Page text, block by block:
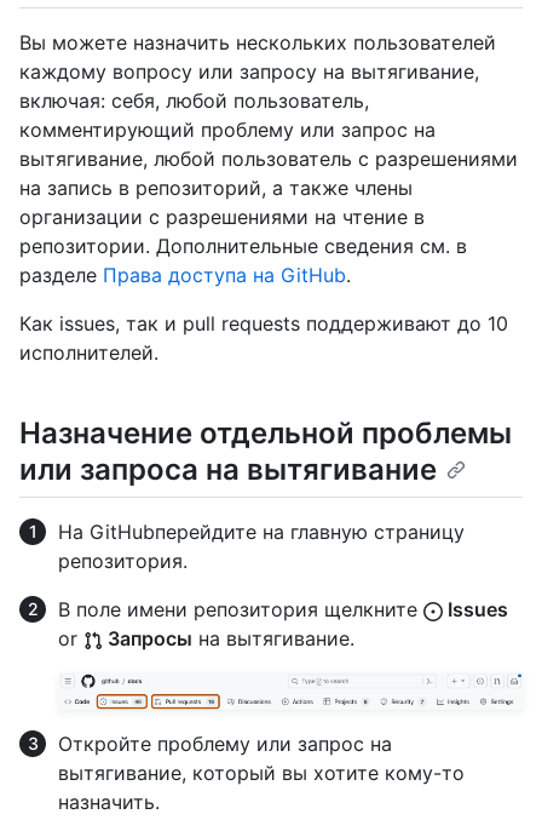
Вы можете назначить нескольких пользователей
каждому вопросу или запросу на вытягивание,
включая: себя, любой пользователь,
комментирующий проблему или запрос на
вытягивание, любой пользователь с разрешениями
на запись в репозиторий, а также члены
организации с разрешениями на чтение в
репозитории. Дополнительные сведения см. в
разделе Права доступа на GitHub.
Как issues, так и pull requests поддерживают до 10
исполнителей.
Назначение отдельной проблемы
или запроса на вытягивание
На GitHubперейдите на главную страницу
репозитория.
В поле имени репозитория щелкните
Issues
or
Запросы на вытягивание.
Откройте проблему или запрос на
вытягивание, который вы хотите кому-то
назначить.